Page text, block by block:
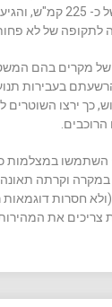
לתקופה של לא
של מקרים בהם
בעבירות
כך ירצו
השתמשו במצלמות
וקרתה
חסרות דוגמאות